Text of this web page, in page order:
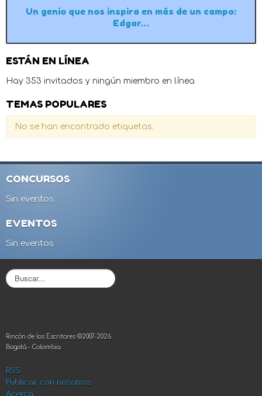
Un genio que nos inspira en más de un campo:
Edgar…
ESTÁN EN LÍNEA
Hay 353 invitados y ningún miembro en línea
TEMAS POPULARES
No se han encontrado etiquetas.
CONCURSOS
Sin eventos
EVENTOS
Sin eventos
B
u
r
.
.
Rincón de los Escritores ©2007-2026
Bogotá - Colombia
RSS
Publicar con nosotros
Acerca